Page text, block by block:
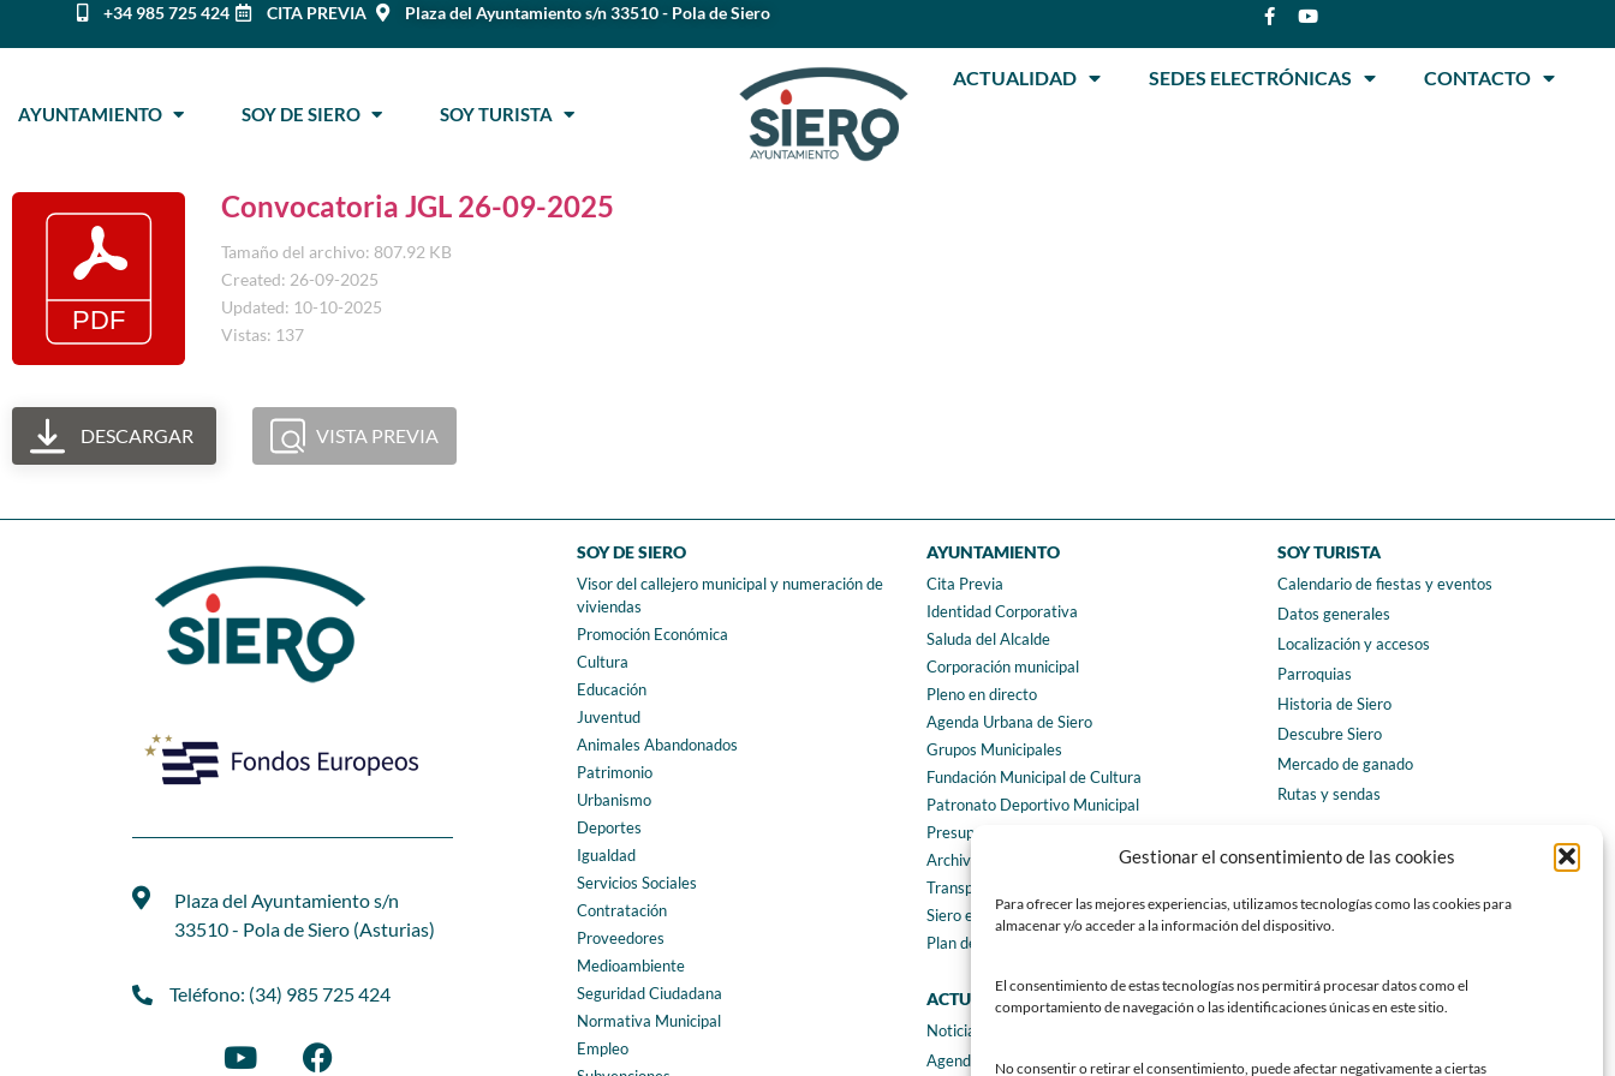
Gestionar el consentimiento de las cookies
Para ofrecer las mejores experiencias, utilizamos tecnologías como las cookies para
almacenar y/o acceder a la información del dispositivo.
El consentimiento de estas tecnologías nos permitirá procesar datos como el
comportamiento de navegación o las identificaciones únicas en este sitio.
No consentir o retirar el consentimiento, puede afectar negativamente a ciertas
+34 985 725 424 CITA PREVIA Plaza del Ayuntamiento s/n 33510 - Pola de Siero
AYUNTAMIENTO SOY DE SIERO SOY TURISTA
ACTUALIDAD SEDES ELECTRÓNICAS CONTACTO
Convocatoria JGL 26-09-2025
Tamaño del archivo: 807.92 KB
Created: 26-09-2025
Updated: 10-10-2025
Vistas: 137
DESCARGAR VISTA PREVIA
Plaza del Ayuntamiento s/n
33510 - Pola de Siero (Asturias)
Teléfono: (34) 985 725 424
SOY DE SIERO
Visor del callejero municipal y numeración de
viviendas
Promoción Económica
Cultura
Educación
Juventud
Animales Abandonados
Patrimonio
Urbanismo
Deportes
Igualdad
Servicios Sociales
Contratación
Proveedores
Medioambiente
Seguridad Ciudadana
Normativa Municipal
Empleo
AYUNTAMIENTO
Cita Previa
Identidad Corporativa
Saluda del Alcalde
Corporación municipal
Pleno en directo
Agenda Urbana de Siero
Grupos Municipales
Fundación Municipal de Cultura
Patronato Deportivo Municipal
Presupuestos municipales
Archivo municipal
Transparencia
Siero en Cifras
Plan de igualdad
ACTUALIDAD
Noticias
Agenda
SOY TURISTA
Calendario de fiestas y eventos
Datos generales
Localización y accesos
Parroquias
Historia de Siero
Descubre Siero
Mercado de ganado
Rutas y sendas
CONTACTO
Teléfonos de interés
Formulario de contacto